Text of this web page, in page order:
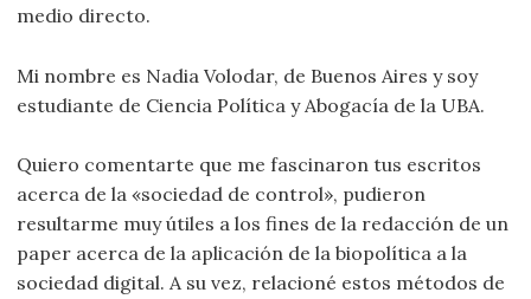
medio directo.
Mi nombre es Nadia Volodar, de Buenos Aires y soy
estudiante de Ciencia Política y Abogacía de la UBA.
Quiero comentarte que me fascinaron tus escritos
acerca de la «sociedad de control», pudieron
resultarme muy útiles a los fines de la redacción de un
paper acerca de la aplicación de la biopolítica a la
sociedad digital. A su vez, relacioné estos métodos de